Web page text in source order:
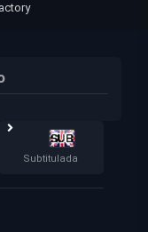
Subtitulada